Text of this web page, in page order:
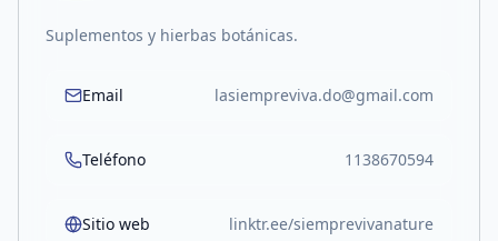
Suplementos y hierbas botánicas.
Email lasiempreviva.do@gmail.com
Teléfono 1138670594
Sitio web linktr.ee/siemprevivanature